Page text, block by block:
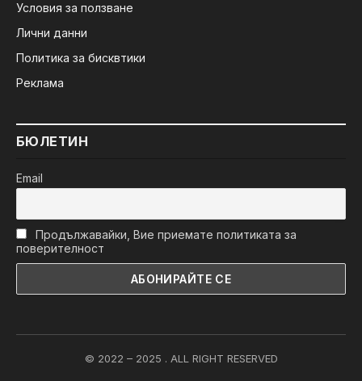
Условия за ползване
Лични данни
Политика за бисквтики
Реклама
БЮЛЕТИН
Email
Продължавайки, Вие приемате политиката за
поверителност
© 2022 – 2025 . ALL RIGHT RESERVED